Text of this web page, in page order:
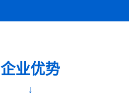
企业优势
↓